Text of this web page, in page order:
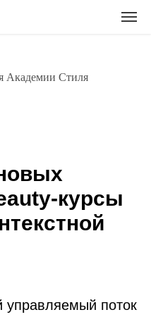
Академии Стиля
курсы
поток